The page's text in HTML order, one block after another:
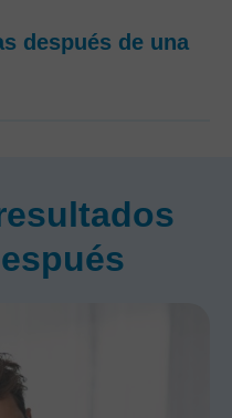
después de una